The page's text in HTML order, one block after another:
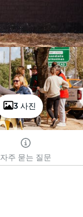
3 사진
자주 묻는 질문